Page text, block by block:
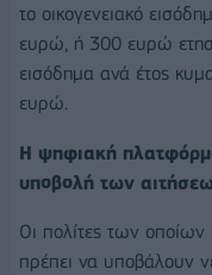
το οικογενειακό
ευρώ, ή 300 ευρώ
εισόδημα ανά έτος
ευρώ.
Η ψηφιακή
υποβολή των
Οι πολίτες των
πρέπει να υποβάλουν